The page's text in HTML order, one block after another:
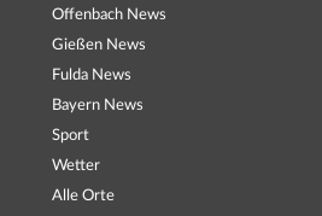
Offenbach News
Gießen News
Fulda News
Bayern News
Sport
Wetter
Alle Orte